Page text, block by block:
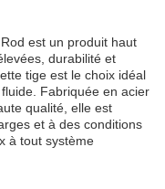
est un produit haut
durabilité et
tige est le choix idéal
Fabriquée en acier
qualité, elle est
et à des conditions
à tout système